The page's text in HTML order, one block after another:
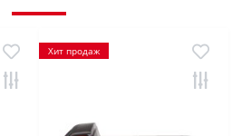
Хит продаж